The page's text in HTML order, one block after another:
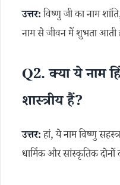
उत्तर:विष्णु जी का नाम
नाम से जीवन में शुभता आती
Q2. क्या ये नाम
शास्त्रीय हैं?
उत्तर:हां, ये नाम विष्णु
धार्मिक और सांस्कृतिक दोनों